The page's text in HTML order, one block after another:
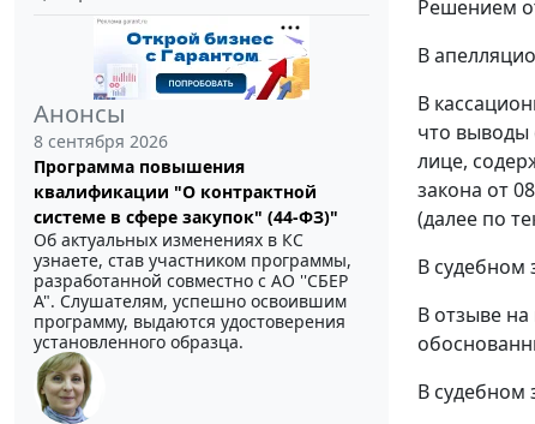
Анонсы
8 сентября 2026
Программа повышения
квалификации "О контрактной
системе в сфере закупок" (44-ФЗ)"
Об актуальных изменениях в КС
узнаете, став участником программы,
разработанной совместно с АО ''СБЕР
А". Слушателям, успешно освоившим
программу, выдаются удостоверения
установленного образца.
Решением
В
В
что выводы
лице,
закона от
(далее по
В судебном
В отзыве
В судебном